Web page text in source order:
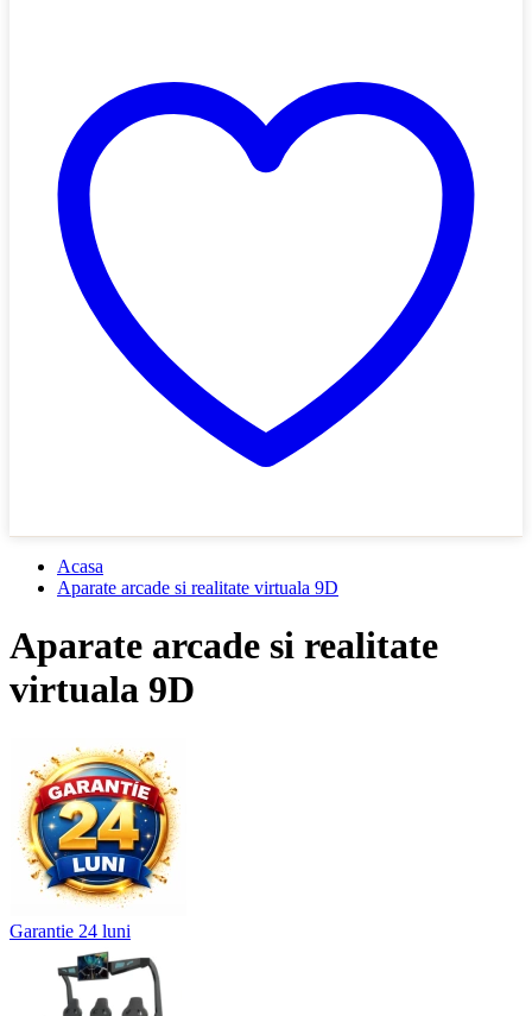
Acasa
Aparate arcade si realitate virtuala 9D
Aparate arcade si realitate
virtuala 9D
Garantie 24 luni